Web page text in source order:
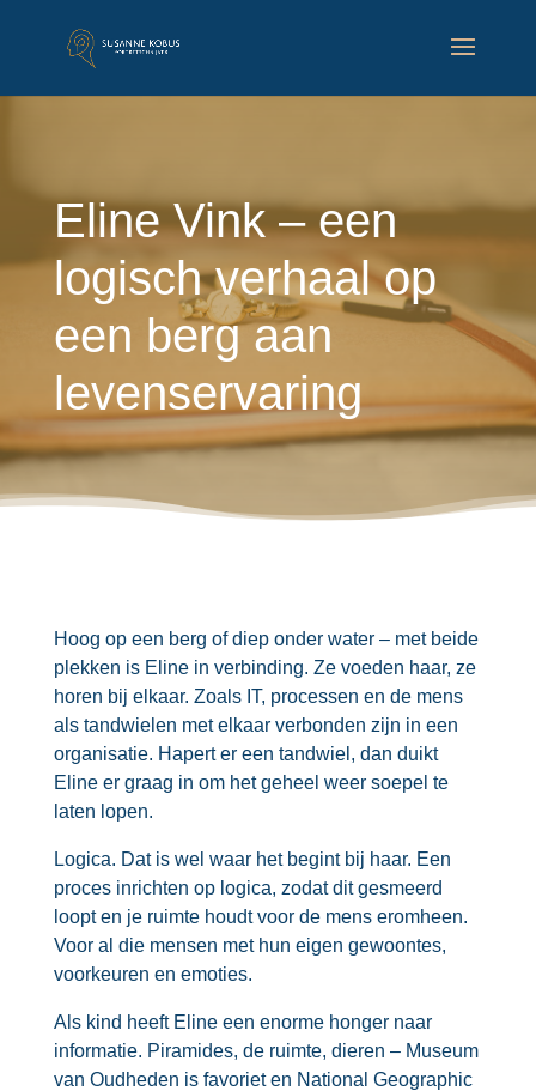
Eline Vink – een
logisch verhaal op
een berg aan
levenservaring
Hoog op een berg of diep onder water – met beide
plekken is Eline in verbinding. Ze voeden haar, ze
horen bij elkaar. Zoals IT, processen en de mens
als tandwielen met elkaar verbonden zijn in een
organisatie. Hapert er een tandwiel, dan duikt
Eline er graag in om het geheel weer soepel te
laten lopen.
Logica. Dat is wel waar het begint bij haar. Een
proces inrichten op logica, zodat dit gesmeerd
loopt en je ruimte houdt voor de mens eromheen.
Voor al die mensen met hun eigen gewoontes,
voorkeuren en emoties.
Als kind heeft Eline een enorme honger naar
informatie. Piramides, de ruimte, dieren – Museum
van Oudheden is favoriet en National Geographic